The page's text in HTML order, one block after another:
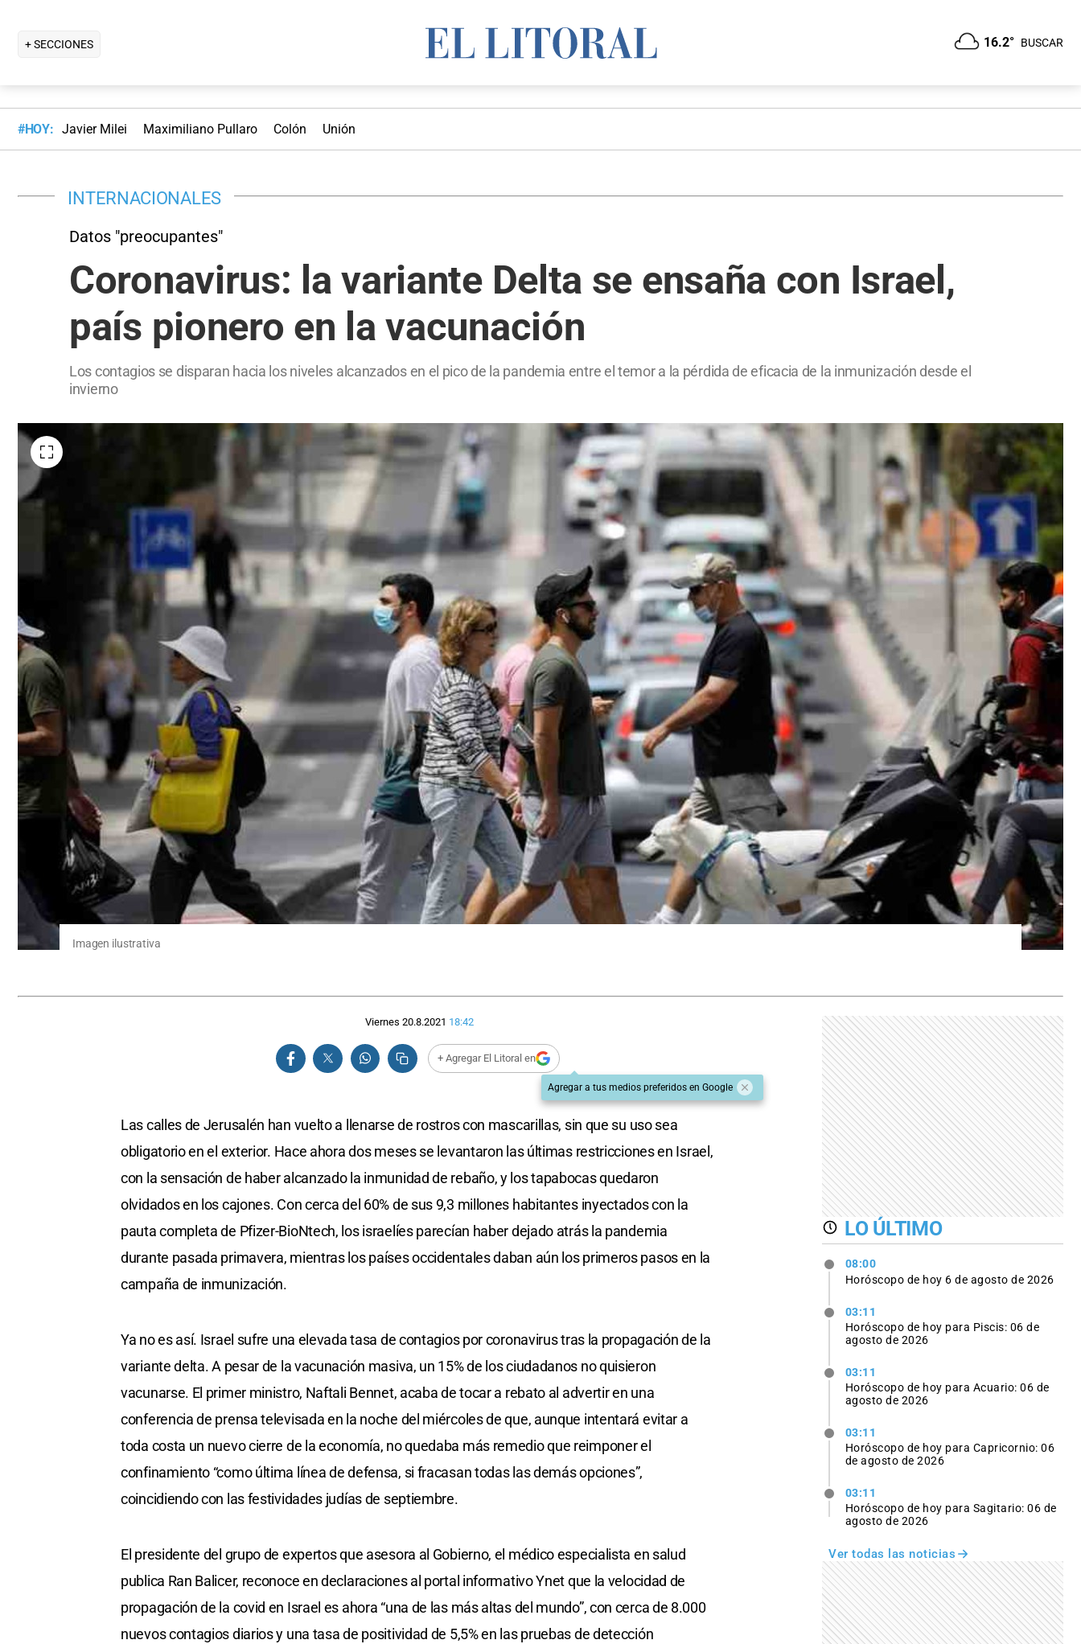
+ SECCIONES 16.2° BUSCAR
#HOY: Javier Milei Maximiliano Pullaro Colón Unión
INTERNACIONALES
Datos "preocupantes"
Coronavirus: la variante Delta se ensaña con Israel,
país pionero en la vacunación
Los contagios se disparan hacia los niveles alcanzados en el pico de la pandemia entre el temor a la pérdida de eficacia de la inmunización desde el
invierno
Imagen ilustrativa
Viernes 20.8.2021 18:42
+ Agregar El Litoral en
Agregar a tus medios preferidos en Google
Las calles de Jerusalén han vuelto a llenarse de rostros con mascarillas, sin que su uso sea
obligatorio en el exterior. Hace ahora dos meses se levantaron las últimas restricciones en Israel,
con la sensación de haber alcanzado la inmunidad de rebaño, y los tapabocas quedaron
olvidados en los cajones. Con cerca del 60% de sus 9,3 millones habitantes inyectados con la
pauta completa de Pfizer-BioNtech, los israelíes parecían haber dejado atrás la pandemia
durante pasada primavera, mientras los países occidentales daban aún los primeros pasos en la
campaña de inmunización.
Ya no es así. Israel sufre una elevada tasa de contagios por coronavirus tras la propagación de la
variante delta. A pesar de la vacunación masiva, un 15% de los ciudadanos no quisieron
vacunarse. El primer ministro, Naftali Bennet, acaba de tocar a rebato al advertir en una
conferencia de prensa televisada en la noche del miércoles de que, aunque intentará evitar a
toda costa un nuevo cierre de la economía, no quedaba más remedio que reimponer el
confinamiento “como última línea de defensa, si fracasan todas las demás opciones”,
coincidiendo con las festividades judías de septiembre.
El presidente del grupo de expertos que asesora al Gobierno, el médico especialista en salud
publica Ran Balicer, reconoce en declaraciones al portal informativo Ynet que la velocidad de
propagación de la covid en Israel es ahora “una de las más altas del mundo”, con cerca de 8.000
nuevos contagios diarios y una tasa de positividad de 5,5% en las pruebas de detección
LO ÚLTIMO
08:00
Horóscopo de hoy 6 de agosto de 2026
03:11
Horóscopo de hoy para Piscis: 06 de
agosto de 2026
03:11
Horóscopo de hoy para Acuario: 06 de
agosto de 2026
03:11
Horóscopo de hoy para Capricornio: 06
de agosto de 2026
03:11
Horóscopo de hoy para Sagitario: 06 de
agosto de 2026
Ver todas las noticias